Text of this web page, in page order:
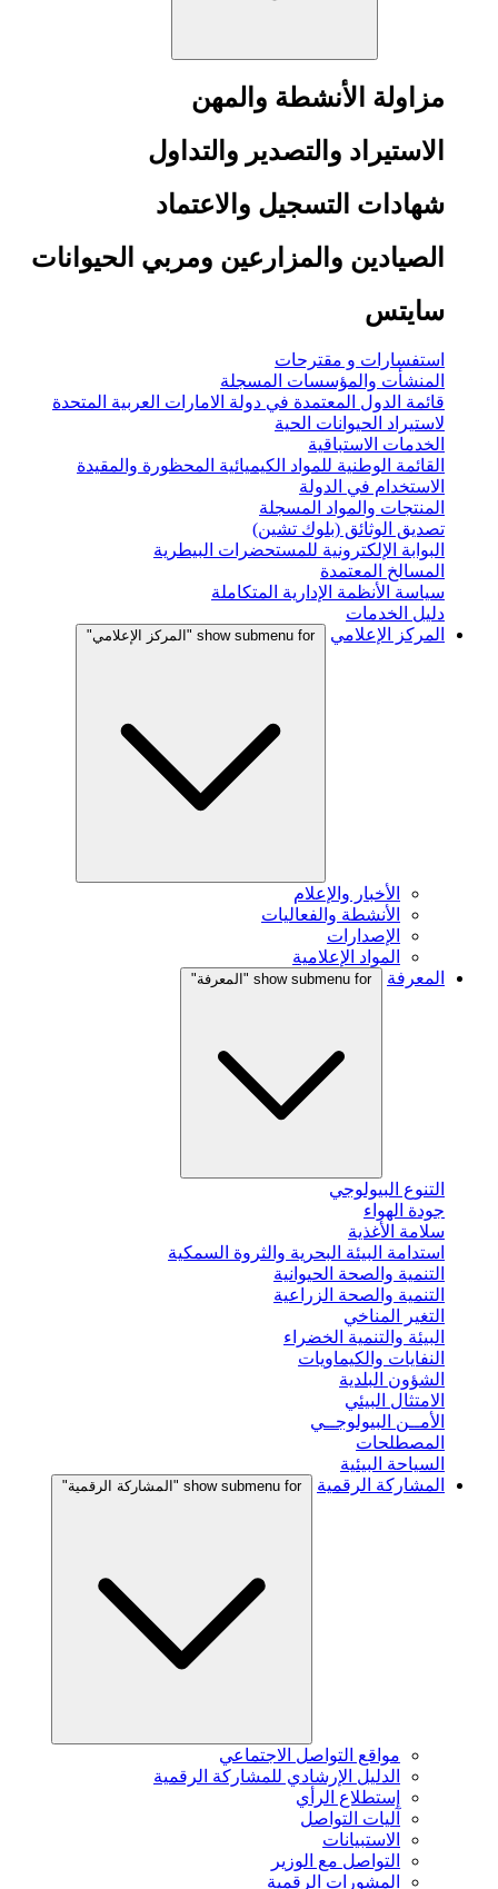
مزاولة الأنشطة والمهن
الاستيراد والتصدير والتداول
شهادات التسجيل والاعتماد
الصيادين والمزارعين ومربي الحيوانات
سايتس
استفسارات و مقترحات
المنشأت والمؤسسات المسجلة
قائمة الدول المعتمدة في دولة الامارات العربية المتحدة
لاستيراد الحيوانات الحية
الخدمات الاستباقية
القائمة الوطنية للمواد الكيميائية المحظورة والمقيدة
الاستخدام في الدولة
المنتجات والمواد المسجلة
تصديق الوثائق (بلوك تشين)
البوابة الإلكترونية للمستحضرات البيطرية
المسالخ المعتمدة
سياسة الأنظمة الإدارية المتكاملة
دليل الخدمات
المركز الإعلامي
show submenu for "المركز الإعلامي"
الأخبار والإعلام
الأنشطة والفعاليات
الإصدارات
المواد الإعلامية
المعرفة
show submenu for "المعرفة"
التنوع البيولوجي
جودة الهواء
سلامة الأغذية
استدامة البيئة البحرية والثروة السمكية
التنمية والصحة الحيوانية
التنمية والصحة الزراعية
التغير المناخي
البيئة والتنمية الخضراء
النفايات والكيماويات
الشؤون البلدية
الامتثال البيئي
الأمــن البيولوجــي
المصطلحات
السياحة البيئية
المشاركة الرقمية
show submenu for "المشاركة الرقمية"
مواقع التواصل الاجتماعي
الدليل الإرشادي للمشاركة الرقمية
إستطلاع الرأي
آليات التواصل
الاستبيانات
التواصل مع الوزير
المشورات الرقمية